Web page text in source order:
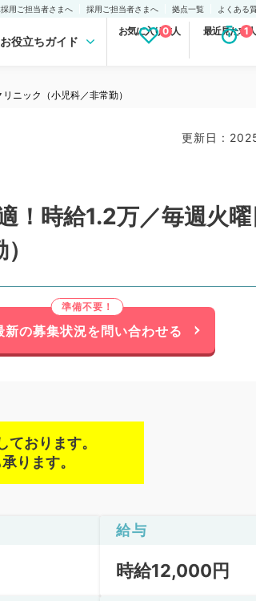
用ご担当者さまへ 採用ご担当者さまへ 拠点一覧 よくある
お役立ちガイド
お気に入り求人
0 最近見た求人
1
ニック（小児科／非常勤）
更新日 :
！時給1.2万／毎週火
新の募集状況を問い合わせる
おります。
ります。
給与
時給12,000円